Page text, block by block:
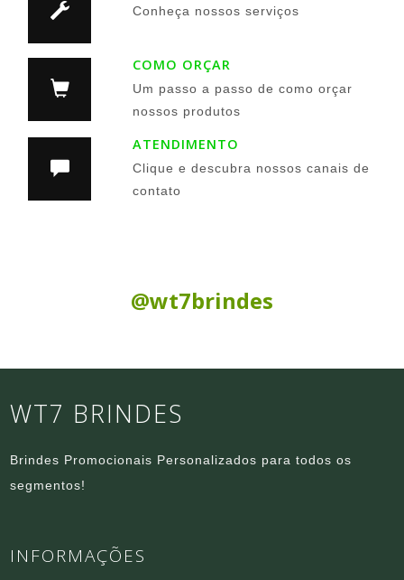
Conheça nossos serviços
COMO ORÇAR
Um passo a passo de como orçar
nossos produtos
ATENDIMENTO
Clique e descubra nossos canais de
contato
@wt7brindes
WT7 BRINDES
Brindes Promocionais Personalizados para todos os
segmentos!
INFORMAÇÕES